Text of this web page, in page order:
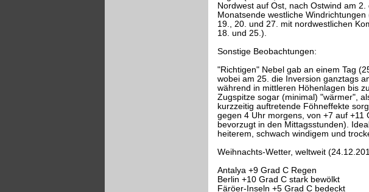
Nordwest auf Ost, nach Ostwind am
Monatsende westliche
19., 20. und 27. mit nordwestlichen
18. und 25.).
Sonstige Beobachtungen:
"Richtigen" Nebel gab an einem Tag
wobei am 25. die Inversion ganztags
während in mittleren Höhenlagen bis
Zugspitze sogar (minimal) "wärmer",
kurzzeitig auftretende Föhneffekte
gegen 4 Uhr morgens, von +7 auf +11
bevorzugt in den Mittagsstunden).
heiterem, schwach windigem und
Weihnachts-Wetter, weltweit
Antalya +9 Grad C Regen
Berlin +10 Grad C stark bewölkt
Färöer-Inseln +5 Grad C bedeckt